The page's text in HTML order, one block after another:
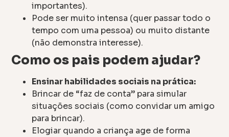
importantes).
Pode ser muito intensa (quer passar todo o
tempo com uma pessoa) ou muito distante
(não demonstra interesse).
Como os pais podem ajudar?
Ensinar habilidades sociais na prática:
Brincar de “faz de conta” para simular
situações sociais (como convidar um amigo
para brincar).
Elogiar quando a criança age de forma